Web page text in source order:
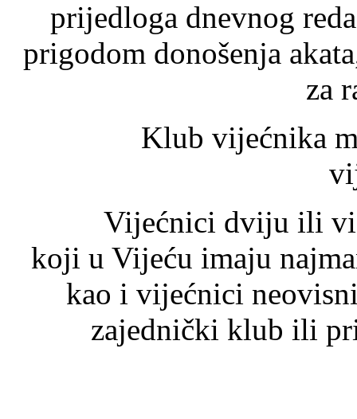
prijedloga dnevnog
prigodom donošenja
za
Klub vijećnika
Vijećnici dviju ili više
koji u Vijeću imaju
kao i vijećnici
zajednički klub ili